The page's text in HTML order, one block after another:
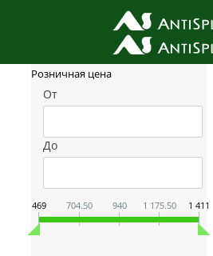
Фильтр товаров
Розничная цена
От
До
469 704.50 940 1 175.50 1 411